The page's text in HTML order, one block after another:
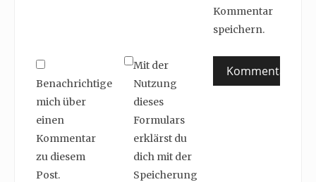
Kommentar
speichern.
Benachrichtige
mich über
einen
Kommentar
zu diesem
Post.
Mit der
Nutzung
dieses
Formulars
erklärst du
dich mit der
Speicherung